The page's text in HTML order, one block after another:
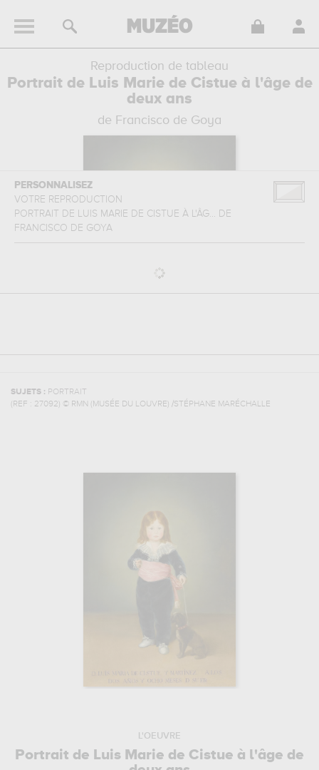
Reproduction de tableau
Portrait de Luis Marie de Cistue à l'âge de
deux ans
de Francisco de Goya
PERSONNALISEZ
VOTRE REPRODUCTION
PORTRAIT DE LUIS MARIE DE CISTUE À L'ÂG... DE
FRANCISCO DE GOYA
SUJETS : PORTRAIT
(REF : 27092) © RMN (MUSÉE DU LOUVRE) /STÉPHANE MARÉCHALLE
L'OEUVRE
Portrait de Luis Marie de Cistue à l'âge de